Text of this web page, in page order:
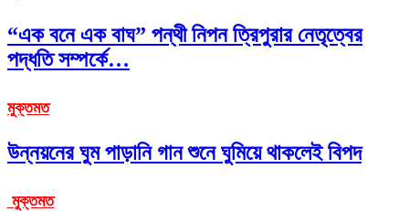
“এক বনে এক বাঘ” পন্থী নিপন ত্রিপুরার নেতৃত্বের
পদ্ধতি সম্পর্কে…
মুক্তমত
উন্নয়নের ঘুম পাড়ানি গান শুনে ঘুমিয়ে থাকলেই বিপদ
মুক্তমত